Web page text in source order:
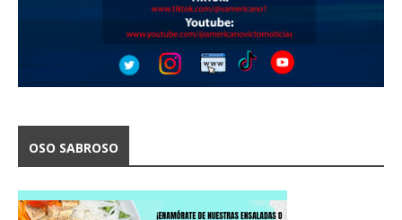
OSO SABROSO